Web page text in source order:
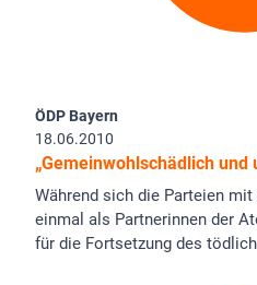
ÖDP Bayern
18.06.2010
„Gemeinwohlschädlich und
Während sich die Parteien mit
einmal als Partnerinnen der
für die Fortsetzung des